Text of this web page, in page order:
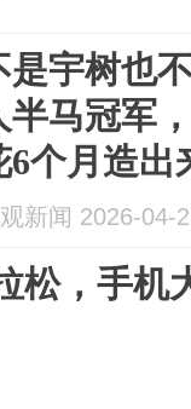
是宇树也
半马冠军
6个月造出
观新闻 2026-04-
松，手机